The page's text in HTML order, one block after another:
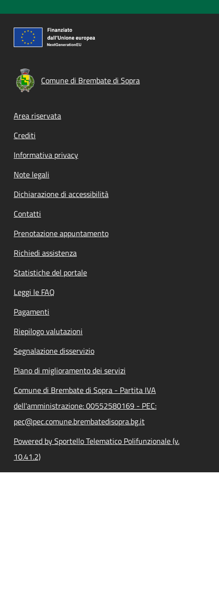
Comune di Brembate di Sopra
Footer menu
Area riservata
Crediti
Informativa privacy
Note legali
Dichiarazione di accessibilità
Contatti
Prenotazione appuntamento
Richiedi assistenza
Statistiche del portale
Leggi le FAQ
Pagamenti
Riepilogo valutazioni
Segnalazione disservizio
Piano di miglioramento dei servizi
Comune di Brembate di Sopra - Partita IVA
dell'amministrazione: 00552580169 - PEC:
pec@pec.comune.brembatedisopra.bg.it
Powered by Sportello Telematico Polifunzionale (v.
10.41.2)